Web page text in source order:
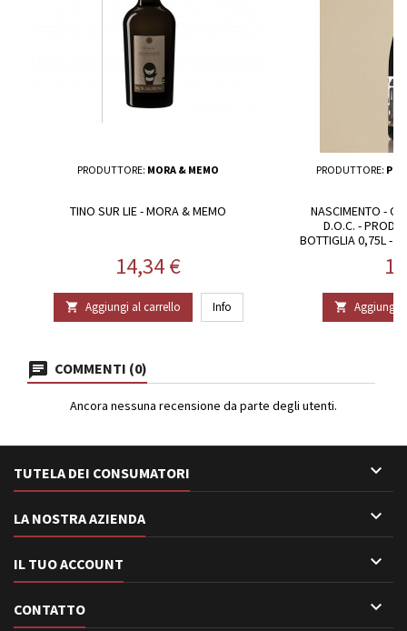
PRODUTTORE: MORA & MEMO
TINO SUR LIE - MORA & MEMO
Prezzo
14,34 €
 Aggiungi al carrello Info
PRODUTTORE:
NASCIMENTO -
D.O.C. -
BOTTIGLIA 0,75L -
 Aggiungi
COMMENTI (0)
Ancora nessuna recensione da parte degli utenti.
TUTELA DEI CONSUMATORI 
LA NOSTRA AZIENDA 
IL TUO ACCOUNT 
CONTATTO 